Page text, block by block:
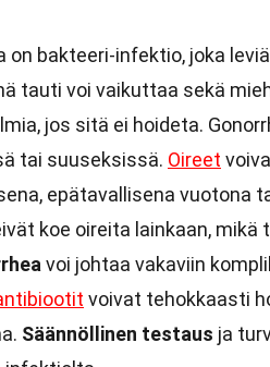
on bakteeri-infektio, joka
tauti voi vaikuttaa sekä
jos sitä ei hoideta.
tai suuseksissä. Oireet
epätavallisena vuotona
koe oireita lainkaan, mikä
voi johtaa vakaviin
voivat tehokkaasti
Säännöllinen testaus ja